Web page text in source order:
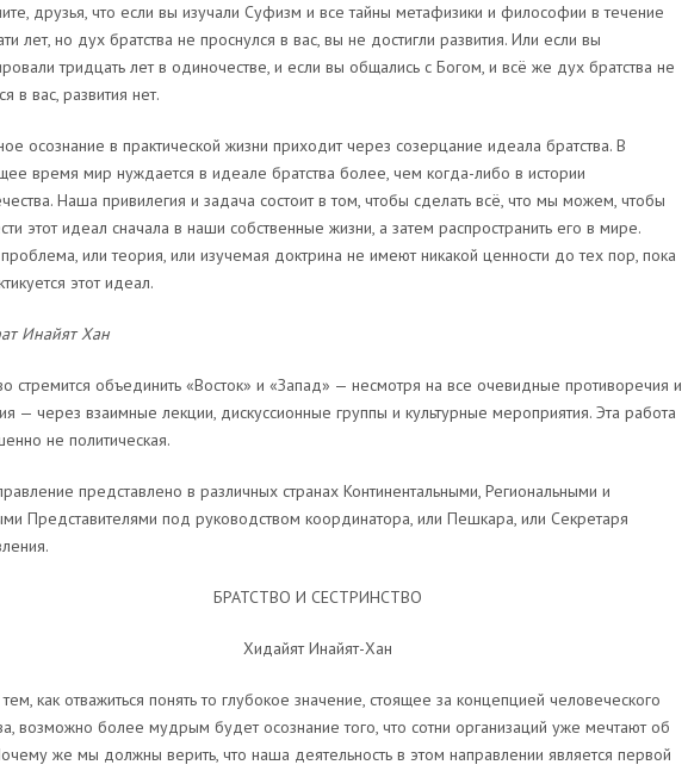
друзья, что если вы изучали Суфизм и все тайны метафизики и философии в течение
лет, но дух братства не проснулся в вас, вы не достигли развития. Или если вы
тридцать лет в одиночестве, и если вы общались с Богом, и всё же дух братства не
в вас, развития нет.
осознание в практической жизни приходит через созерцание идеала братства. В
время мир нуждается в идеале братства более, чем когда-либо в истории
Наша привилегия и задача состоит в том, чтобы сделать всё, что мы можем, чтобы
этот идеал сначала в наши собственные жизни, а затем распространить его в мире.
или теория, или изучемая доктрина не имеют никакой ценности до тех пор, пока
этот идеал.
Инайят Хан
стремится объединить «Восток» и «Запад» — несмотря на все очевидные противоречия и
— через взаимные лекции, дискуссионные группы и культурные мероприятия. Эта работа
не политическая.
представлено в различных странах Континентальными, Региональными и
Представителями под руководством координатора, или Пешкара, или Секретаря
БРАТСТВО И СЕСТРИНСТВО
Хидайят Инайят-Хан
как отважиться понять то глубокое значение, стоящее за концепцией человеческого
возможно более мудрым будет осознание того, что сотни организаций уже мечтают об
же мы должны верить, что наша деятельность в этом направлении является первой